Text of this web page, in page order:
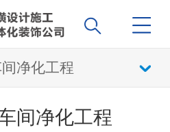
净化工程
间净化工程